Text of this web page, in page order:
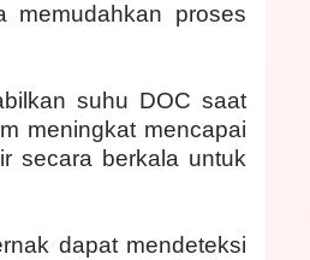
memudahkan proses
suhu DOC saat
meningkat mencapai
secara berkala untuk
dapat mendeteksi